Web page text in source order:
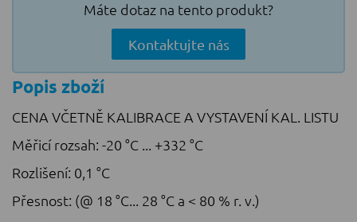
Máte dotaz na tento produkt?
Kontaktujte nás
Popis zboží
CENA VČETNĚ KALIBRACE A VYSTAVENÍ KAL. LISTU
Měřicí rozsah: -20 °C ... +332 °C
Rozlišení: 0,1 °C
Přesnost: (@ 18 °C... 28 °C a < 80 % r. v.)